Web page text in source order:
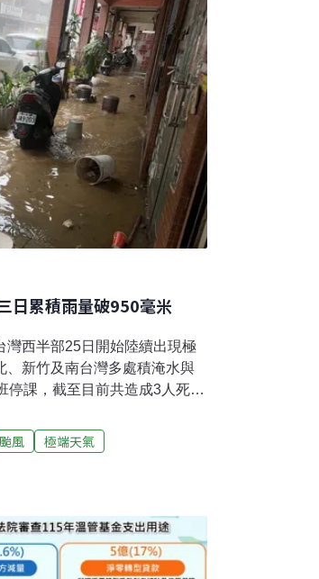
擔心電車線受損和鐵軌膨脹，
區長波克瑞斯（Valérie
受50°C以上高溫。
日累積雨量破950毫米
灣西半部25日開始陸續出現極
、新竹及南台灣多處積淹水與
停課，截至目前共造成3人死
，屏東地區三天的降雨量居
災。造成當地嚴重災情，多處
部分地區的淹水深度一度及
由北部往南部延伸。綜合媒體
傳出淹水，台北市長蔣萬安26
於改善排水系統。他表示，
颱風
極端天氣